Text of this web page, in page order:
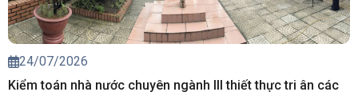
24/07/2026
Kiểm toán nhà nước chuyên ngành III thiết thực tri ân các